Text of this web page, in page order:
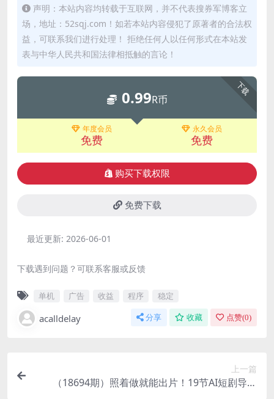
声明：本站内容均转载于互联网，并不代表搜券军博客立
场，地址：52sqj.com！如若本站内容侵犯了原著者的合法权
益，可联系我们进行处理！ 拒绝任何人以任何形式在本站发
表与中华人民共和国法律相抵触的言论！
下载
0.99R币
年度会员
免费
永久会员
免费
购买下载权限
免费下载
最近更新: 2026-06-01
下载遇到问题？可联系客服或反馈
单机 广告 收益 程序 稳定
acalldelay 分享 收藏 点赞(0)
上一篇
（18694期）照着做就能出片！19节AI短剧导演